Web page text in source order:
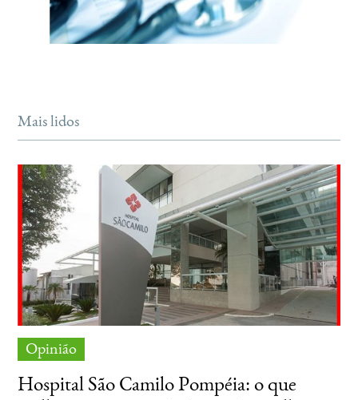
Mais lidos
Opinião
Hospital São Camilo Pompéia: o que